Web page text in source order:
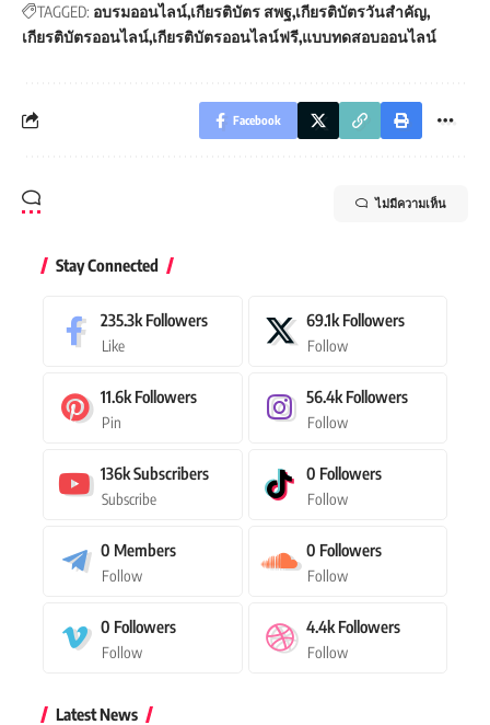
TAGGED: อบรมออนไลน์ เกียรติบัตร สพฐ เกียรติบัตรวันสำคัญ
เกียรติบัตรออนไลน์ เกียรติบัตรออนไลน์ฟรี แบบทดสอบออนไลน์
Facebook
ไม่มีความเห็น
Stay Connected
235.3k Followers
Like
69.1k Followers
Follow
11.6k Followers
Pin
56.4k Followers
Follow
136kSubscribers
Subscribe
0 Followers
Follow
0 Members
Follow
0 Followers
Follow
0 Followers
Follow
4.4k Followers
Follow
Latest News